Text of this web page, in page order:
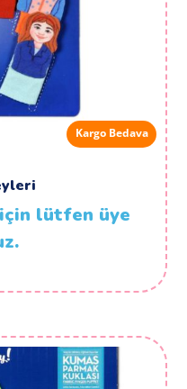
Kargo Bedava
lütfen üye